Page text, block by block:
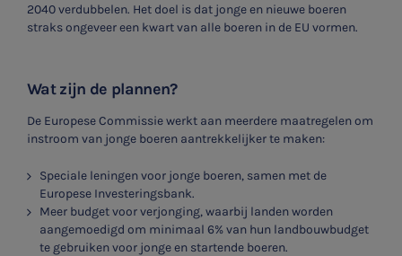
2040 verdubbelen. Het doel is dat jonge en nieuwe boeren
straks ongeveer een kwart van alle boeren in de EU vormen.
Wat zijn de plannen?
De Europese Commissie werkt aan meerdere maatregelen om
instroom van jonge boeren aantrekkelijker te maken:
Speciale leningenvoor jonge boeren, samen met de
Europese Investeringsbank.
Meer budget voor verjonging, waarbij landen worden
aangemoedigd om minimaal 6% van hun landbouwbudget
te gebruiken voor jonge en startende boeren.